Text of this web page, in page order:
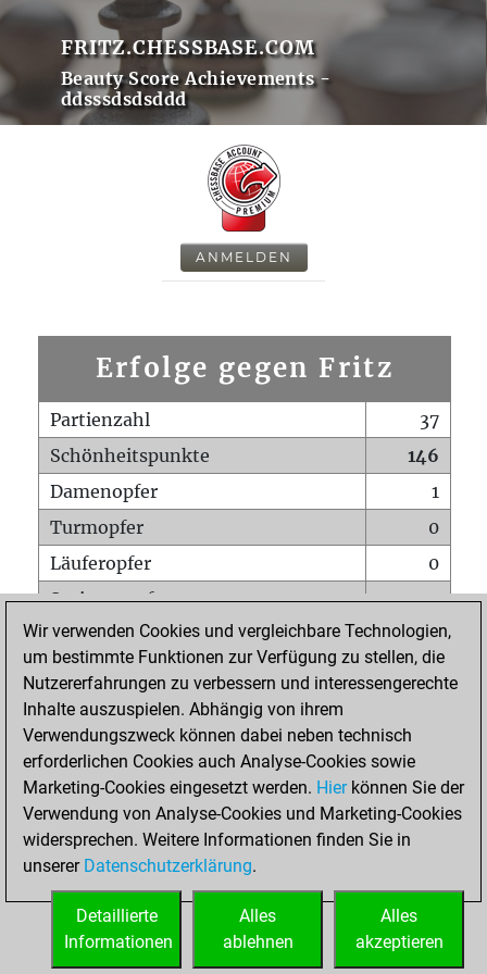
FRITZ.CHESSBASE.COM
Beauty Score Achievements -
ddsssdsdsddd
ANMELDEN
Erfolge gegen Fritz
Partienzahl
37
Schönheitspunkte
146
Damenopfer
1
Turmopfer
0
Läuferopfer
0
Springeropfer
0
Bauernopfer
4
Matt auf vollem Brett
0
Bauer setzt Matt
Erstickte Matts
Unterverwandlungen
0
Türme auf der siebten
0
STARTSEITE
Wir verwenden Cookies und vergleichbare Technologien,
um bestimmte Funktionen zur Verfügung zu stellen, die
Nutzererfahrungen zu verbessern und interessengerechte
Inhalte auszuspielen. Abhängig von ihrem
Verwendungszweck können dabei neben technisch
erforderlichen Cookies auch Analyse-Cookies sowie
Marketing-Cookies eingesetzt werden. Hierkönnen Sie der
Verwendung von Analyse-Cookies und Marketing-Cookies
widersprechen. Weitere Informationen finden Sie in
unserer Datenschutzerklärung.
Alles
akzeptieren
Alles
ablehnen
Detaillierte
Informationen